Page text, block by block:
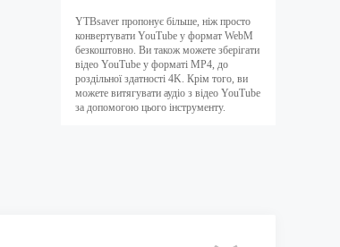
YTBsaver пропонує більше, ніж просто
конвертувати YouTube у формат WebM
безкоштовно. Ви також можете зберігати
відео YouTube у форматі MP4, до
роздільної здатності 4K. Крім того, ви
можете витягувати аудіо з відео YouTube
за допомогою цього інструменту.